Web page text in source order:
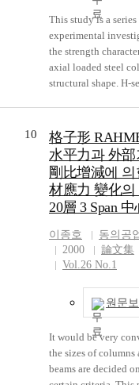
that the practical
recycled fine and
aggregates for high-
material such as
aggregate. Several
selected for testing
experiments, it was
physical and
properties of
aggregates.
purpose of this
analyze the
recycled concrete in
influence of a
of recycled fine and
This study is a
experimental
the strength
axial loaded steel
structural shape. H-
between major axis
axis. Rectangular or
hollow section
have been
as the column of
building in many
symmetry of the
the flexibility of
utilization, In this
various section
RHS(CHS) and H-
studied for
columns. The
test result are
numerical
10
格子形
水平力과 外部
剛比增減에
材應力 變化의
20層 3 Span
이종호
동의공
2000
論文集
Vol.26 No.1
원문
It would be very
the sizes of columns
beams are decided